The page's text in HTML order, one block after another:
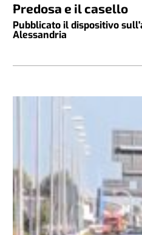
Predosa e il casello
Pubblicato il dispositivo
Alessandria